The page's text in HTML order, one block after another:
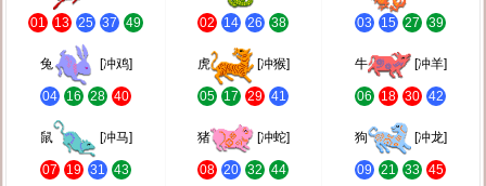
01 13 25 37 49 02 14 26 38 03 15 27 39
兔 [冲鸡]
04 16 28 40
虎 [冲猴]
05 17 29 41
牛 [冲羊]
06 18 30 42
鼠 [冲马]
07 19 31 43
猪 [冲蛇]
08 20 32 44
狗 [冲龙]
09 21 33 45